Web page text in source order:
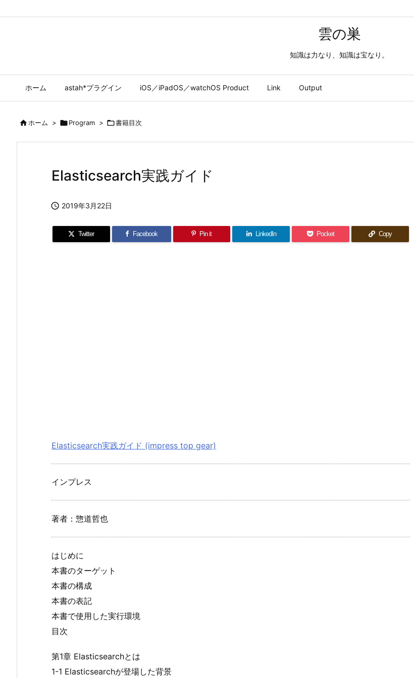
雲の巣
知識は力なり、知識は宝なり。
ホーム astah*プラグイン iOS／iPadOS／watchOS Product Link Output
ホーム > Program > 書籍目次
Elasticsearch実践ガイド
 2019年3月22日
Twitter Facebook Pin it LinkedIn Pocket Copy
Elasticsearch実践ガイド (impress top gear)
インプレス
著者：惣道哲也
はじめに
本書のターゲット
本書の構成
本書の表記
本書で使用した実行環境
目次
第1章 Elasticsearchとは
1-1 Elasticsearchが登場した背景